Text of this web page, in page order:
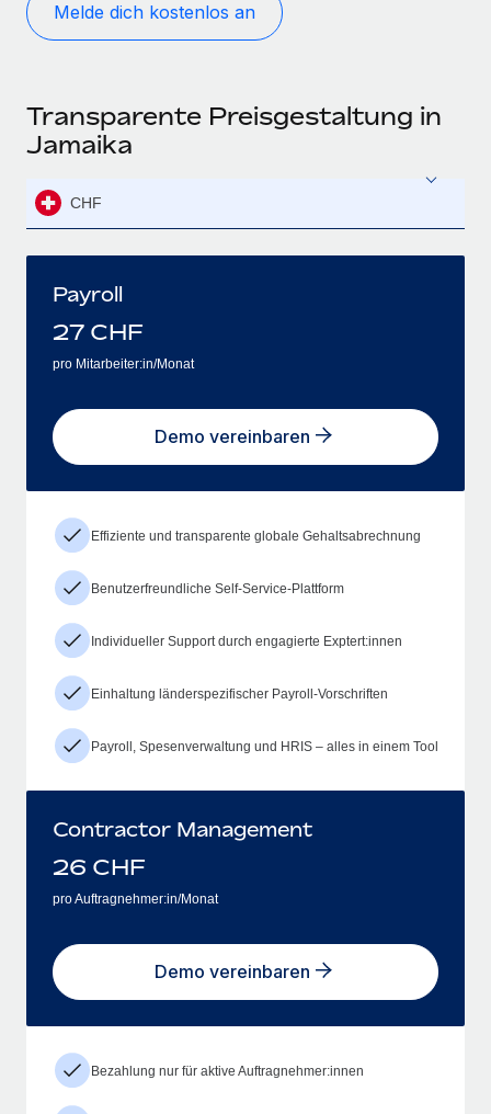
Melde dich kostenlos an
Transparente Preisgestaltung in
Jamaika
CHF
Payroll
27 CHF
pro Mitarbeiter:in/Monat
Demo vereinbaren
Effiziente und transparente globale Gehaltsabrechnung
Benutzerfreundliche Self-Service-Plattform
Individueller Support durch engagierte Exptert:innen
Einhaltung länderspezifischer Payroll-Vorschriften
Payroll, Spesenverwaltung und HRIS – alles in einem Tool
Contractor Management
26 CHF
pro Auftragnehmer:in/Monat
Demo vereinbaren
Bezahlung nur für aktive Auftragnehmer:innen